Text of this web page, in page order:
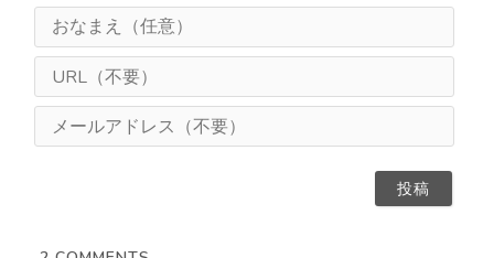
ま
（
意
L